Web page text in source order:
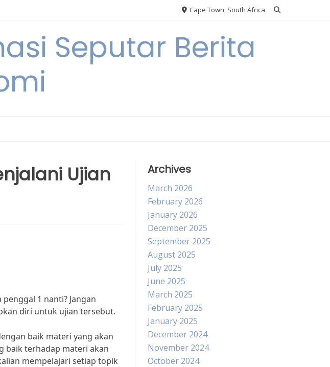
Cape Town, South Africa
Seputar Berita
Ujian
1 nanti? Jangan
diri untuk ujian tersebut.
baik materi yang akan
baik terhadap materi akan
mempelajari setiap topik
Archives
March 2026
February 2026
January 2026
December 2025
September 2025
August 2025
July 2025
June 2025
March 2025
February 2025
January 2025
December 2024
November 2024
October 2024